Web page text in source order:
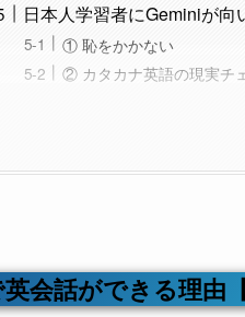
日本人学習者にGeminiが向
① 恥をかかない
② カタカナ英語の現実チ
会話ができる理由